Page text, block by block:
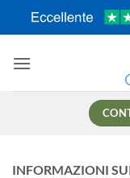
INFORMAZIONI